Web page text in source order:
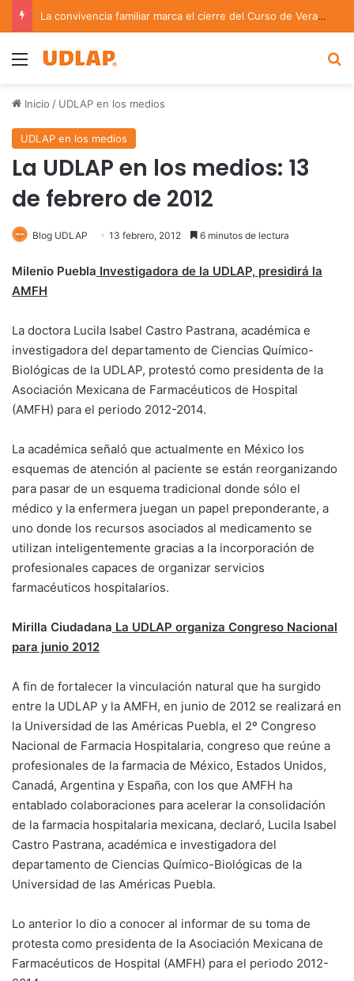
La convivencia familiar marca el cierre del Curso de Verano de Escuelas Aztecas
Menu
Inicio / UDLAP en los medios
UDLAP en los medios
La UDLAP en los medios: 13
de febrero de 2012
Blog UDLAP 13 febrero, 2012 6 minutos de lectura
Milenio Puebla Investigadora de la UDLAP, presidirá la
AMFH
La doctora Lucila Isabel Castro Pastrana, académica e
investigadora del departamento de Ciencias Químico-
Biológicas de la UDLAP, protestó como presidenta de la
Asociación Mexicana de Farmacéuticos de Hospital
(AMFH) para el periodo 2012-2014.
La académica señaló que actualmente en México los
esquemas de atención al paciente se están reorganizando
para pasar de un esquema tradicional donde sólo el
médico y la enfermera juegan un papel preponderante, a
uno donde los recursos asociados al medicamento se
utilizan inteligentemente gracias a la incorporación de
profesionales capaces de organizar servicios
farmacéuticos hospitalarios.
Mirilla Ciudadana La UDLAP organiza Congreso Nacional
para junio 2012
A fin de fortalecer la vinculación natural que ha surgido
entre la UDLAP y la AMFH, en junio de 2012 se realizará en
la Universidad de las Américas Puebla, el 2º Congreso
Nacional de Farmacia Hospitalaria, congreso que reúne a
profesionales de la farmacia de México, Estados Unidos,
Canadá, Argentina y España, con los que AMFH ha
entablado colaboraciones para acelerar la consolidación
de la farmacia hospitalaria mexicana, declaró, Lucila Isabel
Castro Pastrana, académica e investigadora del
departamento de Ciencias Químico-Biológicas de la
Universidad de las Américas Puebla.
Lo anterior lo dio a conocer al informar de su toma de
protesta como presidenta de la Asociación Mexicana de
Farmacéuticos de Hospital (AMFH) para el periodo 2012-